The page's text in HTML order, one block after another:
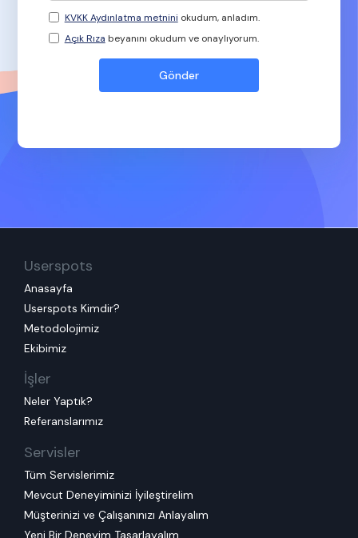
KVKK Aydınlatma metnini okudum, anladım.
Açık Rıza beyanını okudum ve onaylıyorum.
Userspots
Anasayfa
Userspots Kimdir?
Metodolojimiz
Ekibimiz
İşler
Neler Yaptık?
Referanslarımız
Servisler
Tüm Servislerimiz
Mevcut Deneyiminizi İyileştirelim
Müşterinizi ve Çalışanınızı Anlayalım
Yeni Bir Deneyim Tasarlayalım